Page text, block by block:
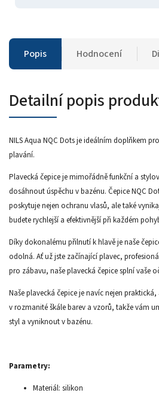
Popis Hodnocení
Detailní popis
NILS Aqua NQC Dots je ideálním doplňkem
plavání.
Plavecká čepice je mimořádně funkční a
dosáhnout úspěchu v bazénu. Čepice NQC
poskytuje nejen ochranu vlasů, ale také
budete rychlejší a efektivnější při každém
Díky dokonalému přilnutí k hlavě je naše
odolná. Ať už jste začínající plavec,
pro zábavu, naše plavecká čepice splní vaše
Naše plavecká čepice je navíc nejen
v rozmanité škále barev a vzorů, takže vám
styl a vyniknout v bazénu.
Parametry:
Materiál: silikon